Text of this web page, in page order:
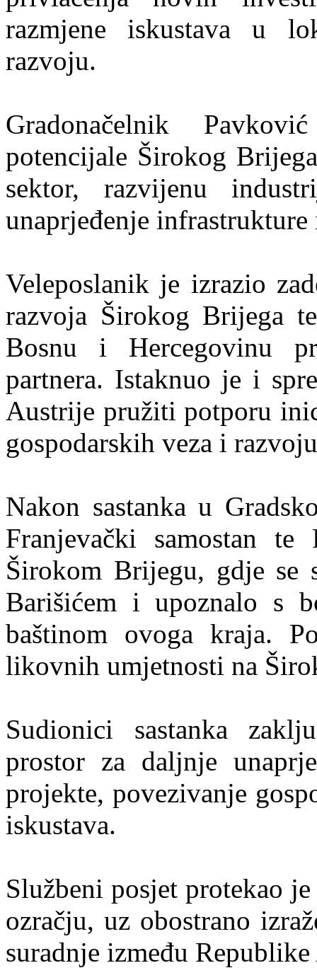
razmjene iskustava u
razvoju.
Gradonačelnik
potencijale Širokog
sektor, razvijenu
unaprjeđenje
Veleposlanik je izrazio
razvoja Širokog Brijega
Bosnu i Hercegovinu
partnera. Istaknuo je i
Austrije pružiti potporu
gospodarskih veza i
Nakon sastanka u
Franjevački samostan
Širokom Brijegu, gdje se
Barišićem i upoznalo s
baštinom ovoga kraja.
likovnih umjetnosti na
Sudionici sastanka
prostor za daljnje
projekte, povezivanje
iskustava.
Službeni posjet protekao
ozračju, uz obostrano
suradnje između